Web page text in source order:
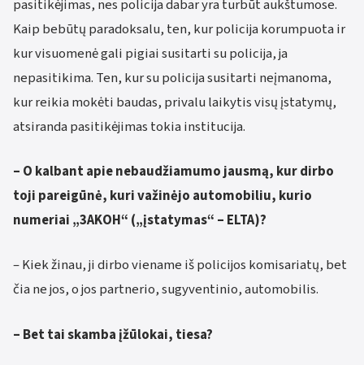
pasitikėjimas, nes policija dabar yra turbūt aukštumose.
Kaip bebūtų paradoksalu, ten, kur policija korumpuota ir
kur visuomenė gali pigiai susitarti su policija, ja
nepasitikima. Ten, kur su policija susitarti neįmanoma,
kur reikia mokėti baudas, privalu laikytis visų įstatymų,
atsiranda pasitikėjimas tokia institucija.
– O kalbant apie nebaudžiamumo jausmą, kur dirbo
toji pareigūnė, kuri važinėjo automobiliu, kurio
numeriai „3AKOH“ („įstatymas“ – ELTA)?
– Kiek žinau, ji dirbo viename iš policijos komisariatų, bet
čia ne jos, o jos partnerio, sugyventinio, automobilis.
– Bet tai skamba įžūlokai, tiesa?